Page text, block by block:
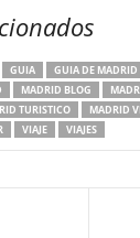
GUIA GUIA DE MADRID
MADRID BLOG
TURISTICO MADRID
VIAJE VIAJES